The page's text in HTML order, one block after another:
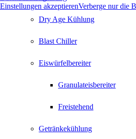
Dry Age Kühlung
Blast Chiller
Eiswürfelbereiter
Granulateisbereiter
Freistehend
Getränkekühlung
Einstellungen akzeptierenVerberge nur die